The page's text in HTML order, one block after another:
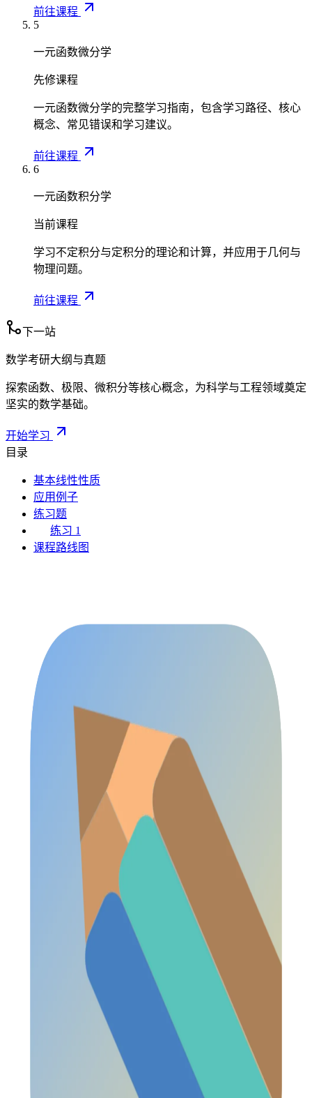
^
1
1
x
3
前往课程
5
一元函数微分学
先修课程
一元函数微分学的完整学习指南，包含学习路径、核心
概念、常见错误和学习建议。
前往课程
6
一元函数积分学
当前课程
学习不定积分与定积分的理论和计算，并应用于几何与
物理问题。
前往课程
下一站
数学考研大纲与真题
探索函数、极限、微积分等核心概念，为科学与工程领域奠定
坚实的数学基础。
开始学习
目录
基本线性性质
应用例子
练习题
练习 1
课程路线图